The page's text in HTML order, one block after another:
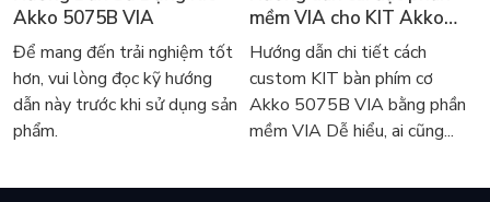
- Kích thước: 440*132*41mm
- Trọng lượng ~ 1.2kg
Akko 5075B VIA
Để mang đến trải nghiệm tốt
hơn, vui lòng đọc kỹ hướng
dẫn này trước khi sử dụng sản
phẩm.
mềm VIA cho KIT Akko
5075B VIA
Hướng dẫn chi tiết cách
custom KIT bàn phím cơ
Akko 5075B VIA bằng phần
mềm VIA Dễ hiểu, ai cũng...